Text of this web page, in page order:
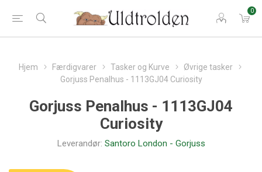
0
Hjem Færdigvarer Tasker og Kurve
Øvrige tasker
Gorjuss Penalhus - 1113GJ04 Curiosity
Gorjuss Penalhus - 1113GJ04
Curiosity
Leverandør: Santoro London - Gorjuss